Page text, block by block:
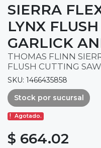
SIERRA
LYNX
GARLICK
THOMAS FLINN
FLUSH CUTTING SAW
SKU: 1466435858
Stock por sucursal
Agotado.
$ 664.02